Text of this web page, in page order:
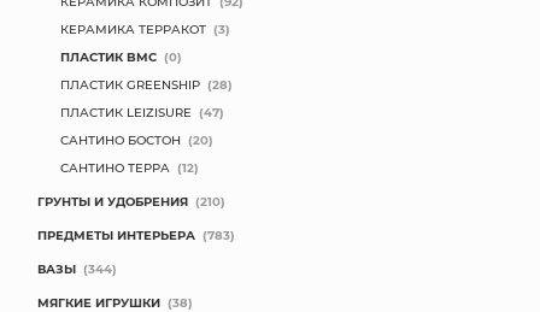
КОНТАКТЫ
КЕРАМИКА ТЕРРАКОТ (3)
ПЛАСТИК BMC (0)
ПЛАСТИК GREENSHIP (28)
ПЛАСТИК LEIZISURE (47)
САНТИНО БОСТОН (20)
САНТИНО ТЕРРА (12)
ГРУНТЫ И УДОБРЕНИЯ (210)
ПРЕДМЕТЫ ИНТЕРЬЕРА (783)
ВАЗЫ (344)
МЯГКИЕ ИГРУШКИ (38)